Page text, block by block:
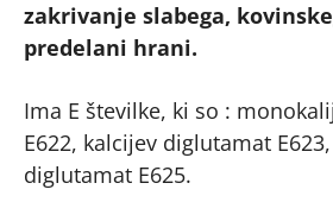
zakrivanje slabega,
predelani hrani.
Ima E številke, ki so :
E622, kalcijev diglutamat
diglutamat E625.